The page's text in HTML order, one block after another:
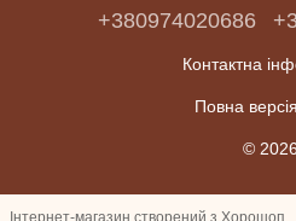
+380974020686
Контактна
Повна
© 2026
Інтернет-магазин створений з Хорошоп